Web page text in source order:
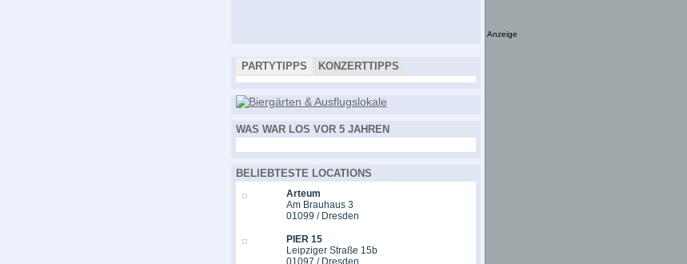
PARTYTIPPS KONZERTTIPPS
WAS WAR LOS VOR 5 JAHREN
BELIEBTESTE LOCATIONS
Arteum
Am Brauhaus 3
01099 / Dresden
PIER 15
Leipziger Straße 15b
01097 / Dresden
Anzeige